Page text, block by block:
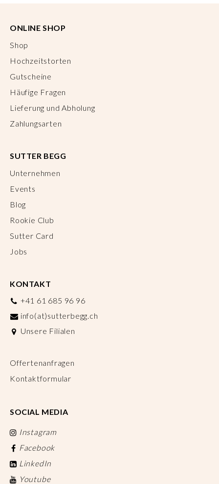
ONLINE SHOP
Shop
Hochzeitstorten
Gutscheine
Häufige Fragen
Lieferung und Abholung
Zahlungsarten
SUTTER BEGG
Unternehmen
Events
Blog
Rookie Club
Sutter Card
Jobs
KONTAKT
+41 61 685 96 96
info(at)sutterbegg.ch
Unsere Filialen
Offertenanfragen
Kontaktformular
SOCIAL MEDIA
Instagram
Facebook
LinkedIn
Youtube